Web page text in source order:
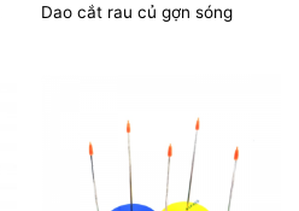
Dao cắt rau củ gợn sóng